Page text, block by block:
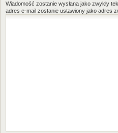
Wiadomość zostanie wysłana jako zwykły
adres e-mail zostanie ustawiony jako adres